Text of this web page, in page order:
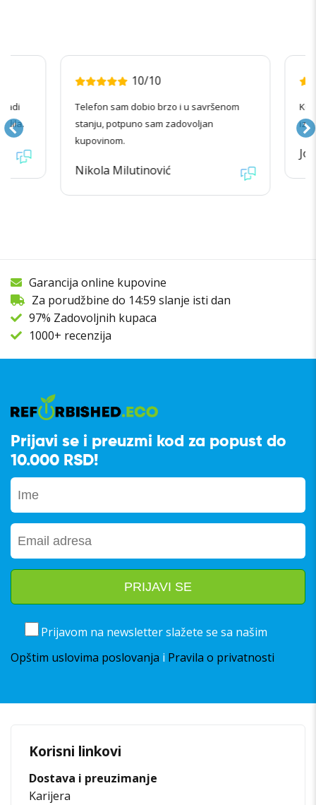
10/10
Telefon sam dobio brzo i u savršenom
stanju, potpuno sam zadovoljan
kupovinom.
Nikola Milutinović
Garancija online kupovine
Za porudžbine do 14:59 slanje isti dan
97% Zadovoljnih kupaca
1000+ recenzija
Prijavi se i preuzmi kod za popust do
10.000 RSD!
Prijavom na newsletter slažete se sa našim
Opštim uslovima poslovanja i Pravila o privatnosti
Korisni linkovi
Dostava i preuzimanje
Karijera